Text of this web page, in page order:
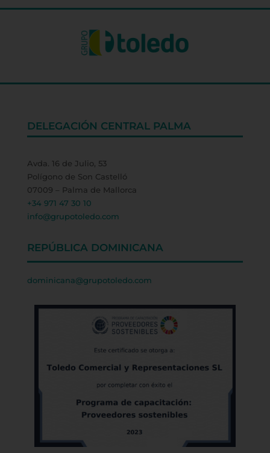
DELEGACIÓN CENTRAL PALMA
Avda. 16 de Julio, 53
Polígono de Son Castelló
07009 – Palma de Mallorca
+34 971 47 30 10
info@grupotoledo.com
REPÚBLICA DOMINICANA
dominicana@grupotoledo.com